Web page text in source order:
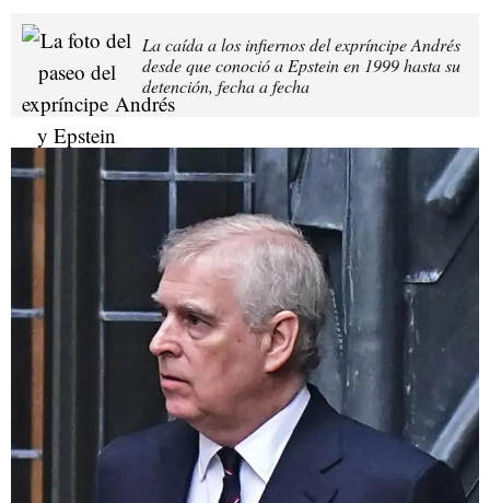
La caída a los infiernos del expríncipe Andrés
desde que conoció a Epstein en 1999 hasta su
detención, fecha a fecha